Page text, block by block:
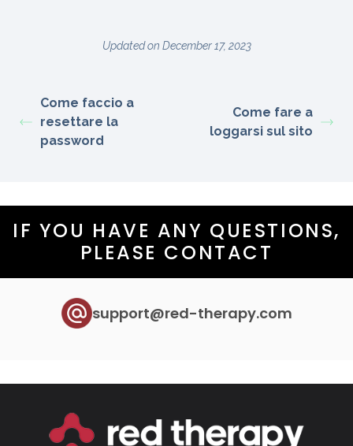
Updated on December 17, 2023
Come faccio a
resettare la
password
Come fare a
loggarsi sul sito
IF YOU HAVE ANY QUESTIONS,
PLEASE CONTACT
support@red-therapy.com